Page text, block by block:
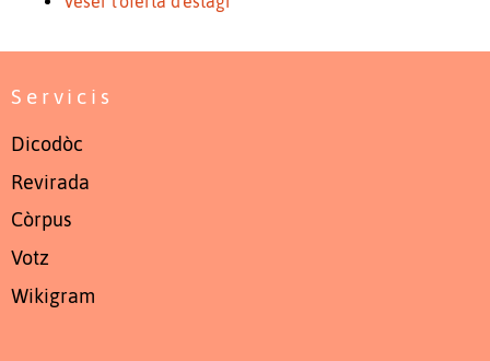
Servicis
Dicodòc
Revirada
Còrpus
Votz
Wikigram